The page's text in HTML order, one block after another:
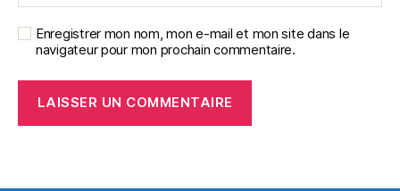
Enregistrer mon nom, mon e-mail et mon site dans le
navigateur pour mon prochain commentaire.